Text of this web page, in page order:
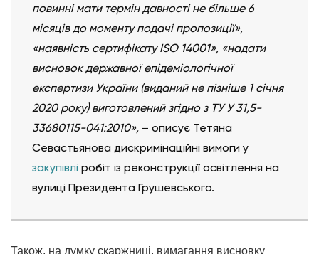
повинні мати термін давності не більше 6
місяців до моменту подачі пропозиції»,
«наявність сертифікату ISO 14001», «надати
висновок державної епідеміологічної
експертизи України (виданий не пізніше 1 січня
2020 року) виготовлений згідно з ТУ У 31,5-
33680115-041:2010», – описує Тетяна
Севастьянова дискримінаційні вимоги у
закупівлі робіт із реконструкції освітлення на
вулиці Президента Грушевського.
Також, на думку скаржниці, вимагання висновку